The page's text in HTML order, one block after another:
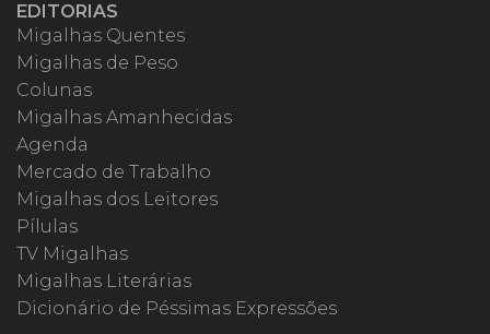
EDITORIAS
Migalhas Quentes
Migalhas de Peso
Colunas
Migalhas Amanhecidas
Agenda
Mercado de Trabalho
Migalhas dos Leitores
Pílulas
TV Migalhas
Migalhas Literárias
Dicionário de Péssimas Expressões